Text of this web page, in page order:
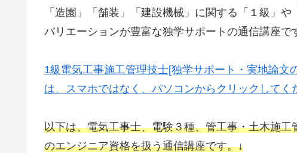
「造園」「舗装」「建設機械」に関する「１級」
バリエーションが豊富な独学サポートの通信講座で
1級電気工事施工管理技士[独学サポート・実地論
は、スマホではなく、パソコンからクリックしてく
以下は、電気工事士、電験３種、管工事・土木施
のエンジニア資格を扱う通信講座です。↓